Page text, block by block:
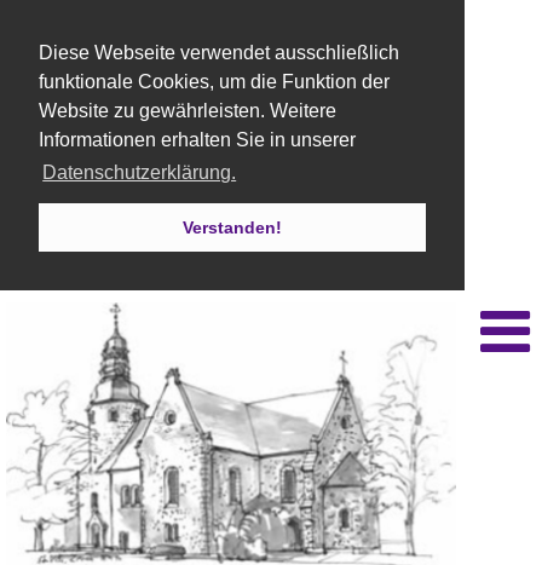
Diese Webseite verwendet ausschließlich
funktionale Cookies, um die Funktion der
Website zu gewährleisten. Weitere
Informationen erhalten Sie in unserer
Datenschutzerklärung.
Verstanden!